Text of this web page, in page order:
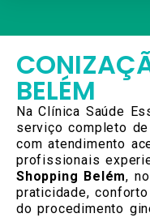
BELÉM
Na Clínica Saúde
serviço completo de
com atendimento
profissionais
Shopping Belém,
praticidade,
do procedimento